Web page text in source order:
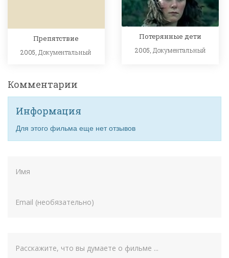
Препятствие
2005, Документальный
Потерянные дети
2005, Документальный
Комментарии
Информация
Для этого фильма еще нет отзывов